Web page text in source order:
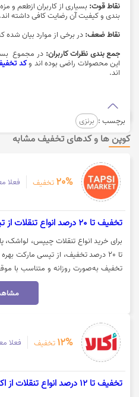
نقاط قوت: بسیاری از کاربران ازطعم و
بندی و کیفیت آن رضایت کافی داشته اند.
نقاط ضعف: در برخی از موارد بیان
جمع بندی نظرات کاربران: در مجموع
این محصولات راضی بوده اند وکد
اند.
برچسب : برنزی
کوپن ها و کدهای تخفیف مشابه
20% تخفیف فعلا
تخفیف تا 20 درصد انواع تنقلات از تپسی مارکت
برای خرید انواع تنقلات چیپس،
تا 20 درصد تخفیف، از تپسی مارکت
تخفیف به‌صورت روزانه و متناسب با
باشد. جهت استفاده از تخفیف و
12% تخفیف فعلا
تخفیف تا 12 درصد انواع تنقلات از اکالا